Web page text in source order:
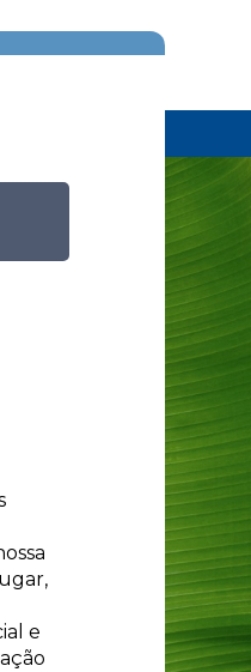
eventos
e